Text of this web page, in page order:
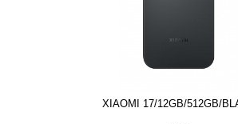
XIAOMI 17/12GB/512GB/